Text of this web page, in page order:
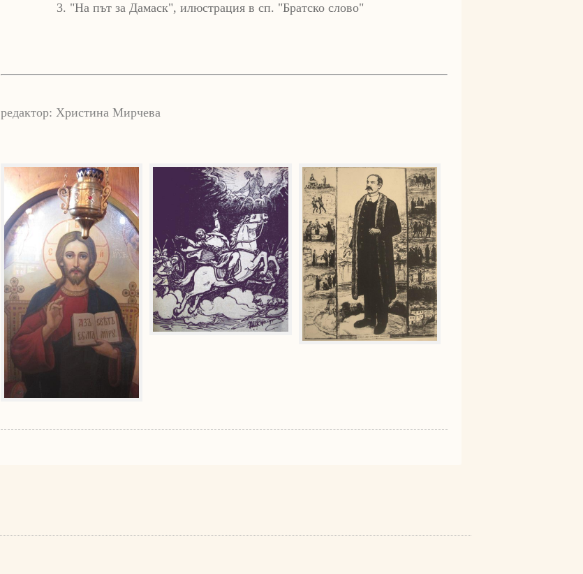
3. "На път за Дамаск", илюстрация в сп. "Братско слово"
редактор: Христина Мирчева